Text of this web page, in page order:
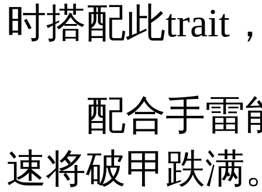
时搭配此trait
配合手雷
速将破甲跌满